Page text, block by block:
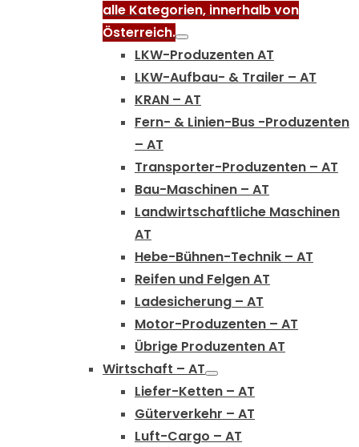
alle Kategorien, innerhalb von
Österreich.
LKW-Produzenten AT
LKW-Aufbau- & Trailer – AT
KRAN – AT
Fern- & Linien-Bus -Produzenten
– AT
Transporter-Produzenten – AT
Bau-Maschinen – AT
Landwirtschaftliche Maschinen
AT
Hebe-Bühnen-Technik – AT
Reifen und Felgen AT
Ladesicherung – AT
Motor-Produzenten – AT
Übrige Produzenten AT
Wirtschaft – AT
Liefer-Ketten – AT
Güterverkehr – AT
Luft-Cargo – AT